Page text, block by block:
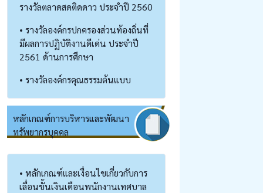
รางวัลตลาดสดติดดาว ประจำปี 2560
• รางวัลองค์กรปกครองส่วนท้องถิ่นที่
มีผลการปฏิบัติงานดีเด่น ประจำปี
2561 ด้านการศึกษา
• รางวัลองค์กรคุณธรรมต้นแบบ
หลักเกณฑ์การบริหารและพัฒนา
ทรัพยากรบุคคล
• หลักเกณฑ์และเงื่อนไขเกี่ยวกับการ
เลื่อนขั้นเงินเดือนพนักงานเทศบาล